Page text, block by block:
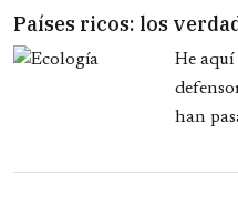
Países ricos: los
He
han